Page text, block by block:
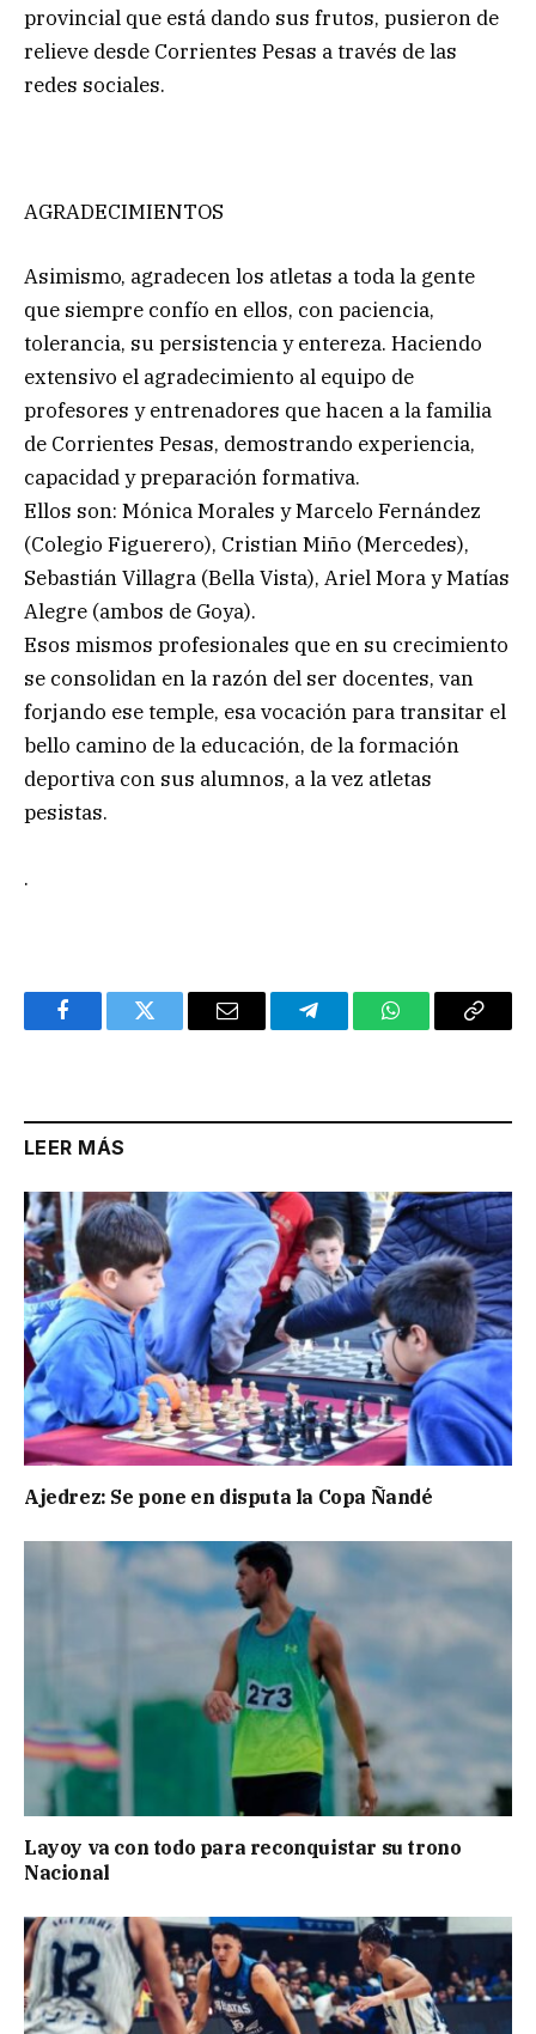
provincial que está dando sus frutos, pusieron de
relieve desde Corrientes Pesas a través de las
redes sociales.
AGRADECIMIENTOS
Asimismo, agradecen los atletas a toda la gente
que siempre confío en ellos, con paciencia,
tolerancia, su persistencia y entereza. Haciendo
extensivo el agradecimiento al equipo de
profesores y entrenadores que hacen a la familia
de Corrientes Pesas, demostrando experiencia,
capacidad y preparación formativa.
Ellos son: Mónica Morales y Marcelo Fernández
(Colegio Figuerero), Cristian Miño (Mercedes),
Sebastián Villagra (Bella Vista), Ariel Mora y Matías
Alegre (ambos de Goya).
Esos mismos profesionales que en su crecimiento
se consolidan en la razón del ser docentes, van
forjando ese temple, esa vocación para transitar el
bello camino de la educación, de la formación
deportiva con sus alumnos, a la vez atletas
pesistas.
.
FacebookTwitter Email TelegramWhatsAppCopy
LEER MÁS
Ajedrez: Se pone en disputa la Copa Ñandé
Layoy va con todo para reconquistar su trono
Nacional